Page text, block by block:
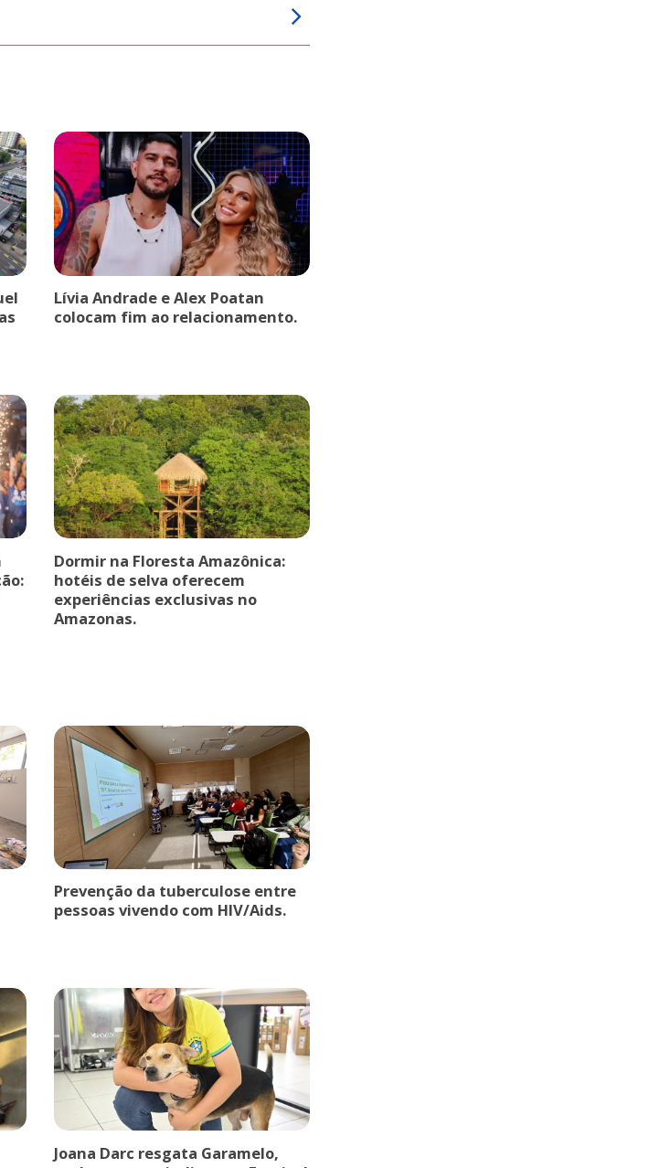
Lívia Andrade e Alex Poatan
colocam fim ao relacionamento.
Dormir na Floresta Amazônica:
hotéis de selva oferecem
experiências exclusivas no
Amazonas.
Prevenção da tuberculose entre
pessoas vivendo com HIV/Aids.
Joana Darc resgata Garamelo,